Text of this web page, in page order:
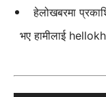
हेलोखबरमा
भए हामीलाई